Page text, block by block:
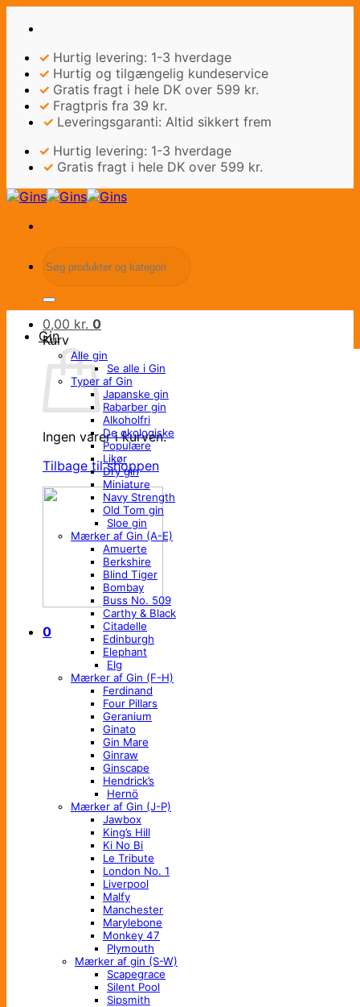
✓ Hurtig levering: 1-3 hverdage
✓ Hurtig og tilgængelig kundeservice
✓ Gratis fragt i hele DK over 599 kr.
✓ Fragtpris fra 39 kr.
✓ Leveringsgaranti: Altid sikkert frem
✓ Hurtig levering: 1-3 hverdage
✓ Gratis fragt i hele DK over 599 kr.
efter:
0,00 kr. 0
Kurv
Ingen varer i kurven.
Tilbage til shoppen
0
Gin
Alle gin
Se alle i Gin
Typer af Gin
Japanske gin
Rabarber gin
Alkoholfri
De økologiske
Populære
Likør
Dry gin
Miniature
Navy Strength
Old Tom gin
Sloe gin
Mærker af Gin (A-E)
Amuerte
Berkshire
Blind Tiger
Bombay
Buss No. 509
Carthy & Black
Citadelle
Edinburgh
Elephant
Elg
Mærker af Gin (F-H)
Ferdinand
Four Pillars
Geranium
Ginato
Gin Mare
Ginraw
Ginscape
Hendrick’s
Hernö
Mærker af Gin (J-P)
Jawbox
King’s Hill
Ki No Bi
Le Tribute
London No. 1
Liverpool
Malfy
Manchester
Marylebone
Monkey 47
Plymouth
Mærker af gin (S-W)
Scapegrace
Silent Pool
Sipsmith